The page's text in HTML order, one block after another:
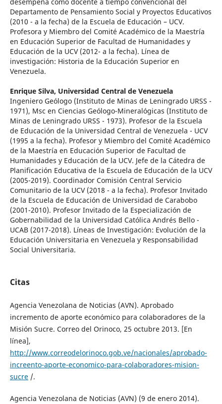
Departamento de Pensamiento Social y Proyectos Educativos
(2010 - a la fecha) de la Escuela de Educación – UCV.
Profesora y Miembro del Comité Académico de la Maestría
en Educación Superior de Facultad de Humanidades y
Educación de la UCV (2012- a la fecha). Línea de
investigación: Historia de la Educación Superior en
Venezuela.
Enrique Silva, Universidad Central de Venezuela
Ingeniero Geólogo (Instituto de Minas de Leningrado URSS -
1971), Msc en Ciencias Geólogo-Mineralógicas (Instituto de
Minas de Leningrado URSS - 1973). Profesor de la Escuela
de Educación de la Universidad Central de Venezuela - UCV
(1995 a la fecha). Profesor y Miembro del Comité Académico
de la Maestría en Educación Superior de Facultad de
Humanidades y Educación de la UCV. Jefe de la Cátedra de
Planificación Educativa de la Escuela de Educación de la UCV
(2005-2019). Coordinador Comisión Central Servicio
Comunitario de la UCV (2018 - a la fecha). Profesor Invitado
de la Escuela de Educación de Universidad de Carabobo
(2001-2010). Profesor Invitado de la Especialización de
Gobernabilidad de la Universidad Católica Andrés Bello -
UCAB (2017-2018). Líneas de Investigación: Evolución de la
Educación Universitaria en Venezuela y Responsabilidad
Social Universitaria.
Citas
Agencia Venezolana de Noticias (AVN). Aprobado
incremento de aporte económico para colaboradores de la
Misión Sucre. Correo del Orinoco, 25 octubre 2013. [En
línea],
http://www.correodelorinoco.gob.ve/nacionales/aprobado-
increento-aporte-economico-para-colaboradores-mision-
sucre/.
Agencia Venezolana de Noticias (AVN) (9 de enero 2014).